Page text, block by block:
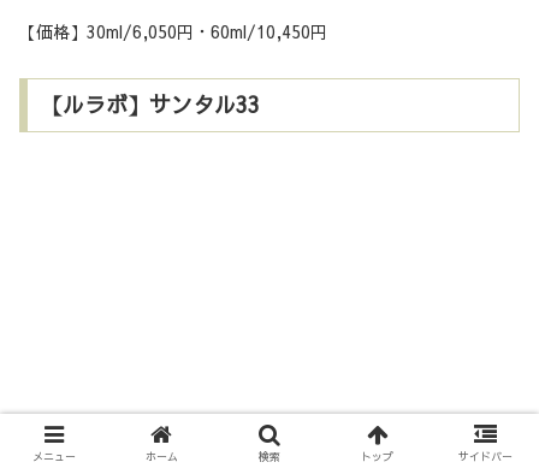
【価格】30ml/6,050円・60ml/10,450円
【ルラボ】サンタル33
メニュー ホーム 検索 トップ サイドバー